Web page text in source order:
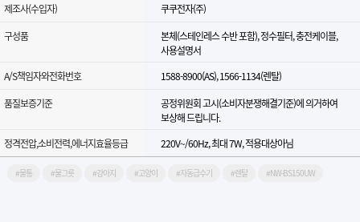
제조사(수입자)
쿠쿠전자(주)
구성품
본체(스테인레스 수반 포함), 정수필터, 충전케이블,
사용설명서
A/S책임자와전화번호
1588-8900(AS), 1566-1134(렌탈)
품질보증기준
공정위원회 고시(소비자분쟁해결기준)에 의거하여
보상해 드립니다.
정격전압,소비전력,에너지효율등급
220V~/60Hz, 최대 7W, 적용대상아님
#물통 #물그릇 #강아지 #고양이 #자동급수기 #렌탈 #NW-BS150UW